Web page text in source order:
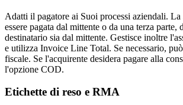
Adatti il pagatore ai Suoi processi aziendali.
essere pagata dal mittente o da una terza parte,
destinatario sia dal mittente. Gestisce inoltre
e utilizza Invoice Line Total. Se necessario,
fiscale. Se l'acquirente desidera pagare alla
l'opzione COD.
Etichette di reso e RMA